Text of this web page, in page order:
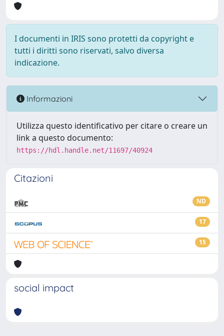
I documenti in IRIS sono protetti da copyright e
tutti i diritti sono riservati, salvo diversa
indicazione.
Informazioni
Utilizza questo identificativo per citare o creare un
link a questo documento:
https://hdl.handle.net/11697/40924
Citazioni
ND
17
15
social impact